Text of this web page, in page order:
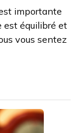
importante
est équilibré et
vous sentez